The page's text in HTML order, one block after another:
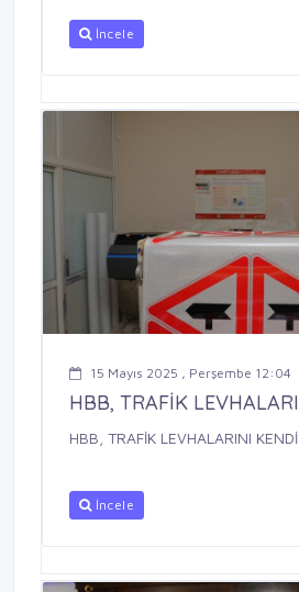
İncele
15 Mayıs 2025 , Perşembe 12:04
HBB, TRAFİK
HBB, TRAFİK LEVHALARINI
İncele